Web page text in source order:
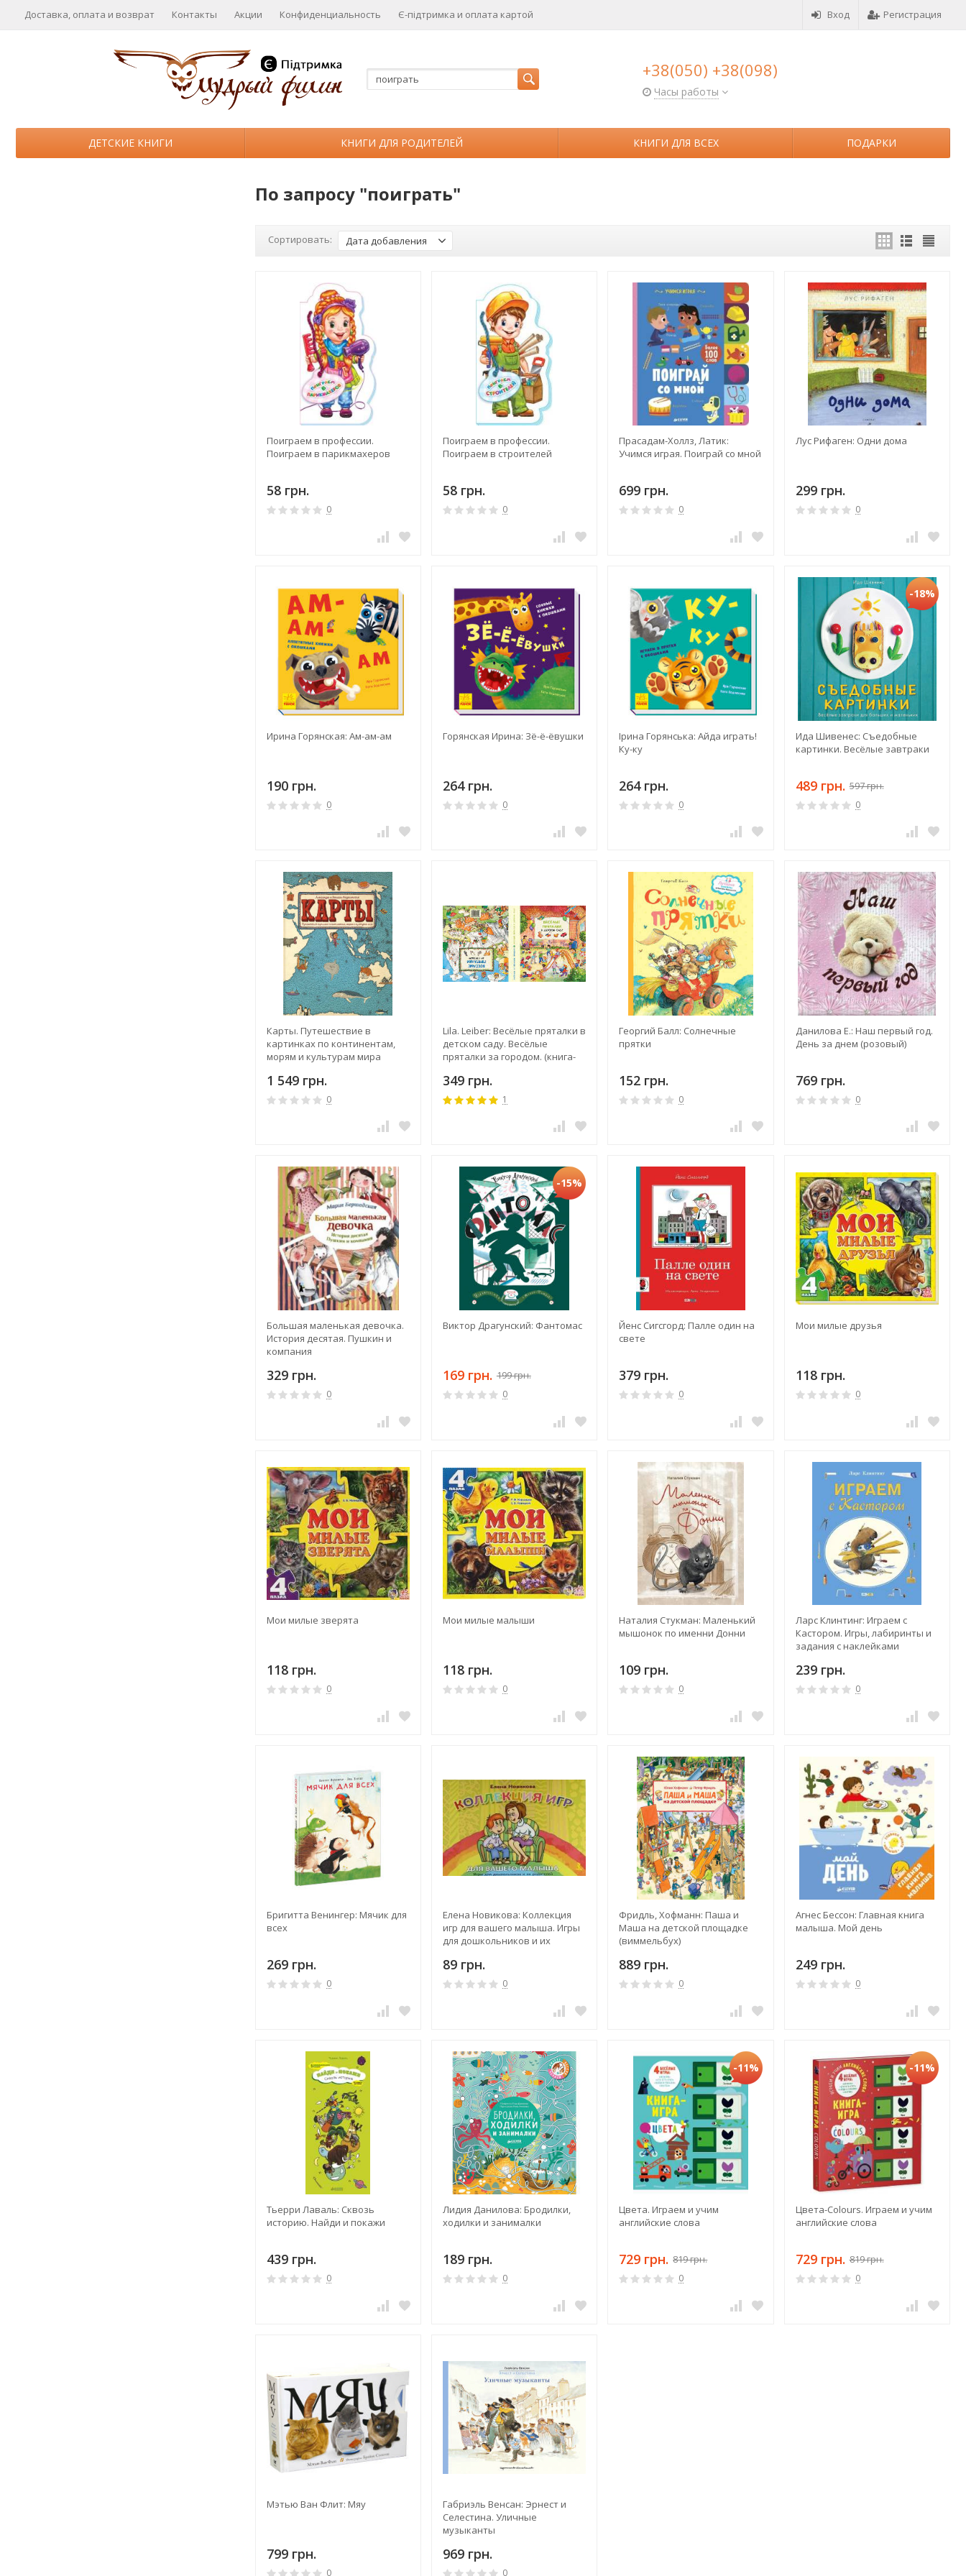
Вход Регистрация
Доставка, оплата и возврат Контакты Акции Конфиденциальность Є-підтримка и оплата картой
+38(050) +38(098)
Часы работы
ДЕТСКИЕ КНИГИ КНИГИ ДЛЯ РОДИТЕЛЕЙ КНИГИ ДЛЯ ВСЕХ ПОДАРКИ
По запросу "поиграть"
Сортировать: Дата добавления
Поиграем в профессии.
Поиграем в парикмахеров
58 грн.
0
Поиграем в профессии.
Поиграем в строителей
58 грн.
0
Прасадам-Холлз, Латик:
Учимся играя. Поиграй со мной
699 грн.
0
Лус Рифаген: Одни дома
299 грн.
0
Ирина Горянская: Ам-ам-ам
190 грн.
0
Горянская Ирина: Зё-ё-ёвушки
264 грн.
0
Ірина Горянська: Айда играть!
Ку-ку
264 грн.
0
-18%
Ида Шивенес: Съедобные
картинки. Весёлые завтраки
489 грн. 597 грн.
0
Карты. Путешествие в
картинках по континентам,
морям и культурам мира
1 549 грн.
0
Lila. Leiber: Весёлые пряталки в
детском саду. Весёлые
пряталки за городом. (книга-
349 грн.
1
Георгий Балл: Солнечные
прятки
152 грн.
0
Данилова Е.: Наш первый год.
День за днем (розовый)
769 грн.
0
Большая маленькая девочка.
История десятая. Пушкин и
компания
329 грн.
0
-15%
Виктор Драгунский: Фантомас
169 грн. 199 грн.
0
Йенс Сигсгорд: Палле один на
свете
379 грн.
0
Мои милые друзья
118 грн.
0
Мои милые зверята
118 грн.
0
Мои милые малыши
118 грн.
0
Наталия Стукман: Маленький
мышонок по именни Донни
109 грн.
0
Ларс Клинтинг: Играем с
Кастором. Игры, лабиринты и
задания с наклейками
239 грн.
0
Бригитта Венингер: Мячик для
всех
269 грн.
0
Елена Новикова: Коллекция
игр для вашего малыша. Игры
для дошкольников и их
89 грн.
0
Фридль, Хофманн: Паша и
Маша на детской площадке
(виммельбух)
889 грн.
0
Агнес Бессон: Главная книга
малыша. Мой день
249 грн.
0
Тьерри Лаваль: Сквозь
историю. Найди и покажи
439 грн.
0
Лидия Данилова: Бродилки,
ходилки и занималки
189 грн.
0
-11%
Цвета. Играем и учим
английские слова
729 грн. 819 грн.
0
-11%
Цвета-Colours. Играем и учим
английские слова
729 грн. 819 грн.
0
Мэтью Ван Флит: Мяу
799 грн.
0
Габриэль Венсан: Эрнест и
Селестина. Уличные
музыканты
969 грн.
0